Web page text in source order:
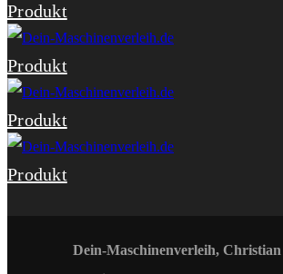
Produkt
Produkt
Produkt
Produkt
Dein-Maschinenverleih,